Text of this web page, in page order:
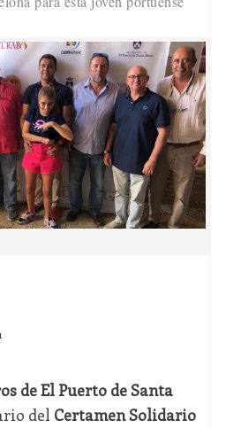
de El Puerto de Santa
del Certamen Solidario